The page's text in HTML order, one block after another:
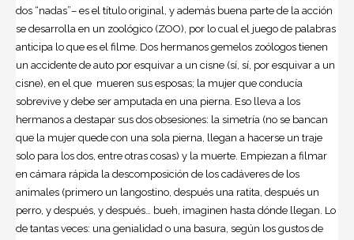
dos “nadas”– es el título original, y además buena parte de la acción
se desarrolla en un zoológico (ZOO), por lo cual el juego de palabras
anticipa lo que es el filme. Dos hermanos gemelos zoólogos tienen
un accidente de auto por esquivar a un cisne (sí, sí, por esquivar a un
cisne), en el que mueren sus esposas; la mujer que conducía
sobrevive y debe ser amputada en una pierna. Eso lleva a los
hermanos a destapar sus dos obsesiones: la simetría (no se bancan
que la mujer quede con una sola pierna, llegan a hacerse un traje
solo para los dos, entre otras cosas) y la muerte. Empiezan a filmar
en cámara rápida la descomposición de los cadáveres de los
animales (primero un langostino, después una ratita, después un
perro, y después, y después… bueh, imaginen hasta dónde llegan. Lo
de tantas veces: una genialidad o una basura, según los gustos de